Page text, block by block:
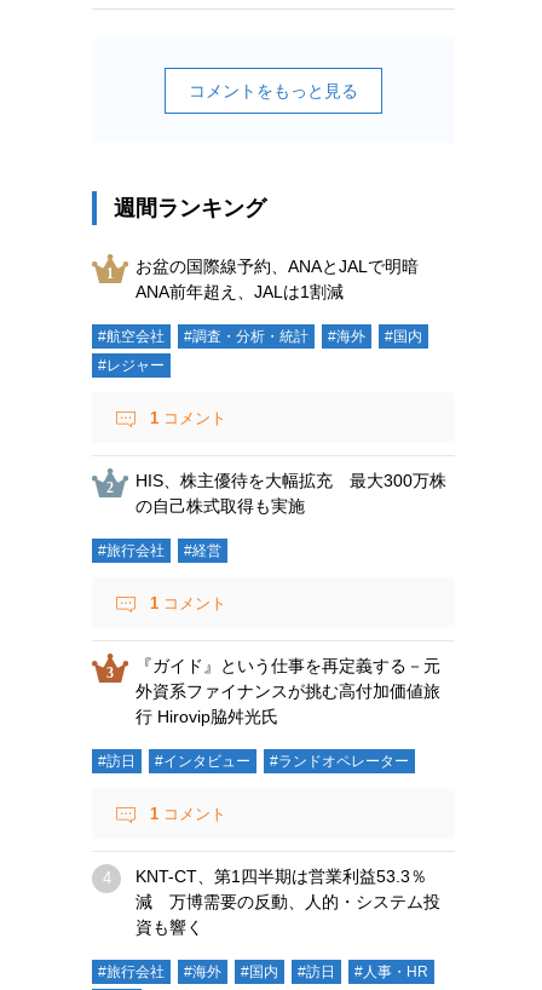
コメントをもっと見る
週間ランキング
お盆の国際線予約、ANAとJALで明暗
ANA前年超え、JALは1割減
#航空会社 #調査・分析・統計 #海外
#国内
#レジャー
1 コメント
HIS、株主優待を大幅拡充 最大300万株
の自己株式取得も実施
#旅行会社 #経営
1 コメント
『ガイド』という仕事を再定義する－元
外資系ファイナンスが挑む高付加価値旅
行 Hirovip脇舛光氏
#訪日 #インタビュー #ランドオペレーター
1 コメント
KNT-CT、第1四半期は営業利益53.3％
減 万博需要の反動、人的・システム投
資も響く
#旅行会社 #海外 #国内 #訪日 #人事・HR